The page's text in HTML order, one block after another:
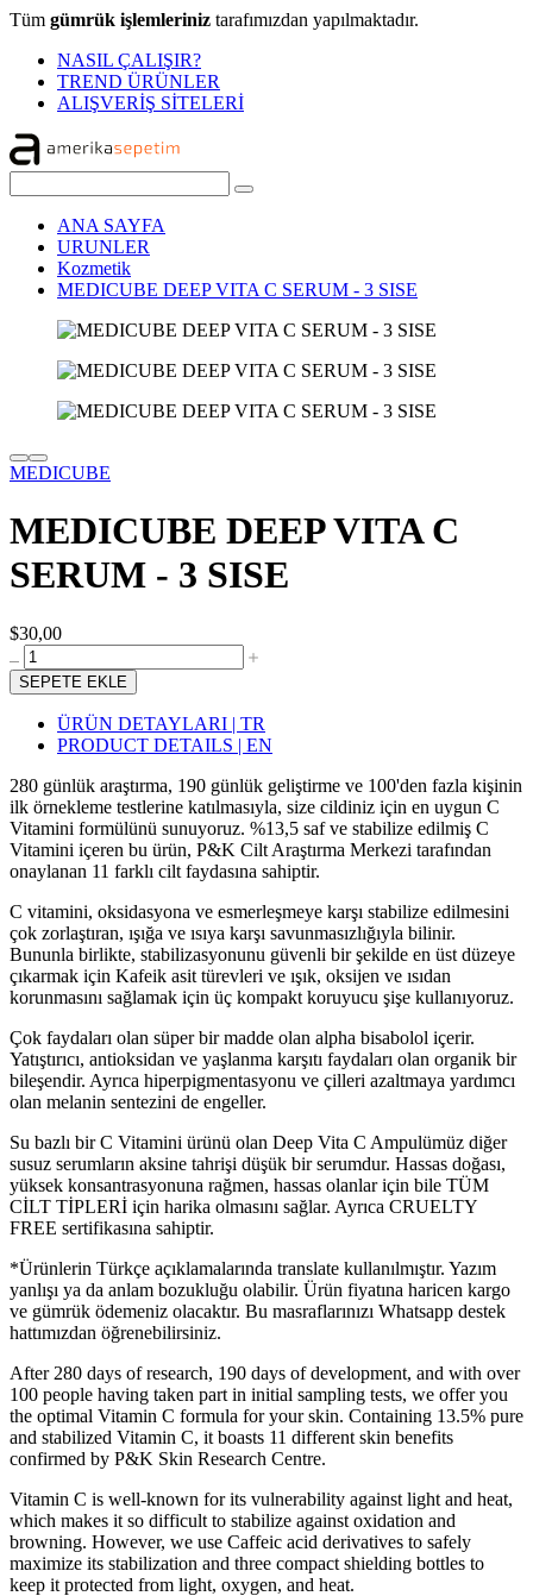
Tüm gümrük işlemleriniz tarafımızdan yapılmaktadır.
NASIL ÇALIŞIR?
TREND ÜRÜNLER
ALIŞVERİŞ SİTELERİ
ANA SAYFA
URUNLER
Kozmetik
MEDICUBE DEEP VITA C SERUM - 3 SISE
MEDICUBE
MEDICUBE DEEP VITA C
SERUM - 3 SISE
$30,00
SEPETE EKLE
ÜRÜN DETAYLARI | TR
PRODUCT DETAILS | EN
280 günlük araştırma, 190 günlük geliştirme ve 100'den fazla kişinin
ilk örnekleme testlerine katılmasıyla, size cildiniz için en uygun C
Vitamini formülünü sunuyoruz. %13,5 saf ve stabilize edilmiş C
Vitamini içeren bu ürün, P&K Cilt Araştırma Merkezi tarafından
onaylanan 11 farklı cilt faydasına sahiptir.
C vitamini, oksidasyona ve esmerleşmeye karşı stabilize edilmesini
çok zorlaştıran, ışığa ve ısıya karşı savunmasızlığıyla bilinir.
Bununla birlikte, stabilizasyonunu güvenli bir şekilde en üst düzeye
çıkarmak için Kafeik asit türevleri ve ışık, oksijen ve ısıdan
korunmasını sağlamak için üç kompakt koruyucu şişe kullanıyoruz.
Çok faydaları olan süper bir madde olan alpha bisabolol içerir.
Yatıştırıcı, antioksidan ve yaşlanma karşıtı faydaları olan organik bir
bileşendir. Ayrıca hiperpigmentasyonu ve çilleri azaltmaya yardımcı
olan melanin sentezini de engeller.
Su bazlı bir C Vitamini ürünü olan Deep Vita C Ampulümüz diğer
susuz serumların aksine tahrişi düşük bir serumdur. Hassas doğası,
yüksek konsantrasyonuna rağmen, hassas olanlar için bile TÜM
CİLT TİPLERİ için harika olmasını sağlar. Ayrıca CRUELTY
FREE sertifikasına sahiptir.
*Ürünlerin Türkçe açıklamalarında translate kullanılmıştır. Yazım
yanlışı ya da anlam bozukluğu olabilir. Ürün fiyatına haricen kargo
ve gümrük ödemeniz olacaktır. Bu masraflarınızı Whatsapp destek
hattımızdan öğrenebilirsiniz.
After 280 days of research, 190 days of development, and with over
100 people having taken part in initial sampling tests, we offer you
the optimal Vitamin C formula for your skin. Containing 13.5% pure
and stabilized Vitamin C, it boasts 11 different skin benefits
confirmed by P&K Skin Research Centre.
Vitamin C is well-known for its vulnerability against light and heat,
which makes it so difficult to stabilize against oxidation and
browning. However, we use Caffeic acid derivatives to safely
maximize its stabilization and three compact shielding bottles to
keep it protected from light, oxygen, and heat.